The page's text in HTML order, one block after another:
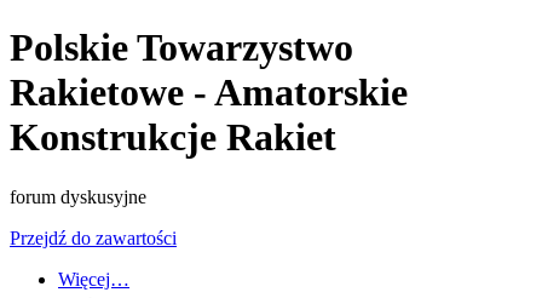
Polskie Towarzystwo
Rakietowe - Amatorskie
Konstrukcje Rakiet
forum dyskusyjne
Przejdź do zawartości
Więcej…